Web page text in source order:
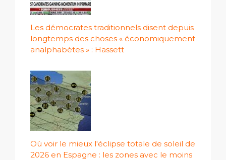
Les démocrates traditionnels disent depuis
longtemps des choses « économiquement
analphabètes » : Hassett
Où voir le mieux l'éclipse totale de soleil de
2026 en Espagne : les zones avec le moins